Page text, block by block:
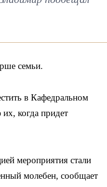
семьи.
в Кафедральном
когда придет
мероприятия стали
молебен, сообщает